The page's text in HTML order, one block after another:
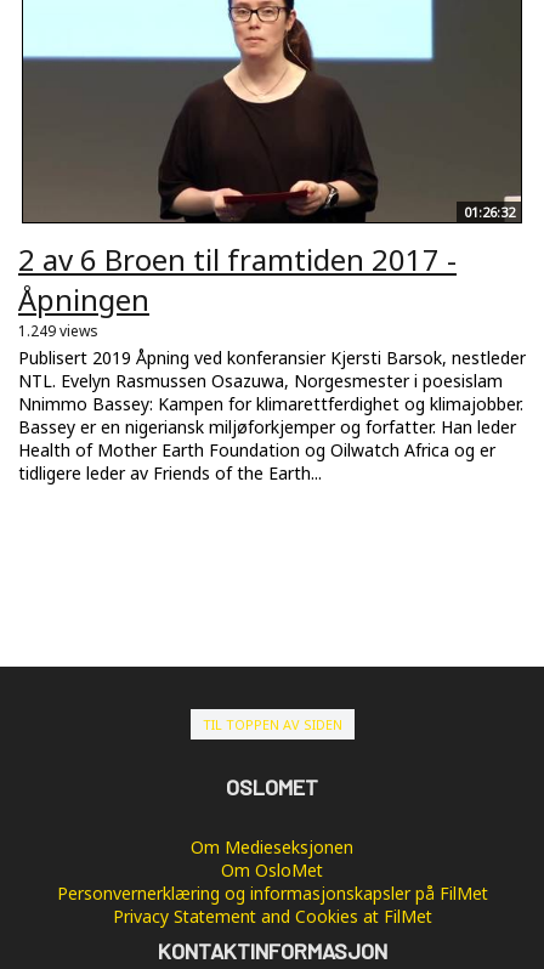
01:26:32
2 av 6 Broen til framtiden 2017 -
Åpningen
1.249 views
Publisert 2019 Åpning ved konferansier Kjersti Barsok, nestleder
NTL. Evelyn Rasmussen Osazuwa, Norgesmester i poesislam
Nnimmo Bassey: Kampen for klimarettferdighet og klimajobber.
Bassey er en nigeriansk miljøforkjemper og forfatter. Han leder
Health of Mother Earth Foundation og Oilwatch Africa og er
tidligere leder av Friends of the Earth...
TIL TOPPEN AV SIDEN
OSLOMET
Om Medieseksjonen
Om OsloMet
Personvernerklæring og informasjonskapsler på FilMet
Privacy Statement and Cookies at FilMet
KONTAKTINFORMASJON